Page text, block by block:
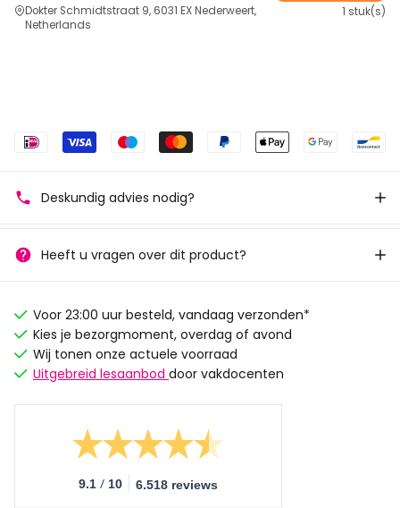
Dokter Schmidtstraat 9, 6031 EX Nederweert,
Netherlands
1 stuk(s)
Deskundig advies nodig?
Heeft u vragen over dit product?
Voor 23:00 uur besteld, vandaag verzonden*
Kies je bezorgmoment, overdag of avond
Wij tonen onze actuele voorraad
Uitgebreid lesaanbod door vakdocenten
9.1 / 10 6.518 reviews